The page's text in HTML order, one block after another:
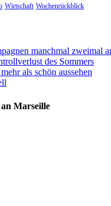
Wirtschaft Wochenrückblick
manchmal zweimal
des Sommers
als schön aussehen
Marseille